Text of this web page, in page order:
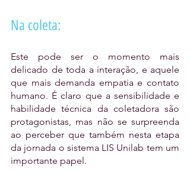
Na coleta:
Este pode ser o momento mais
delicado de toda a interação, e aquele
que mais demanda empatia e contato
humano. É claro que a sensibilidade e
habilidade técnica da coletadora são
protagonistas, mas não se surpreenda
ao perceber que também nesta etapa
da jornada o sistema LIS Unilab tem um
importante papel.